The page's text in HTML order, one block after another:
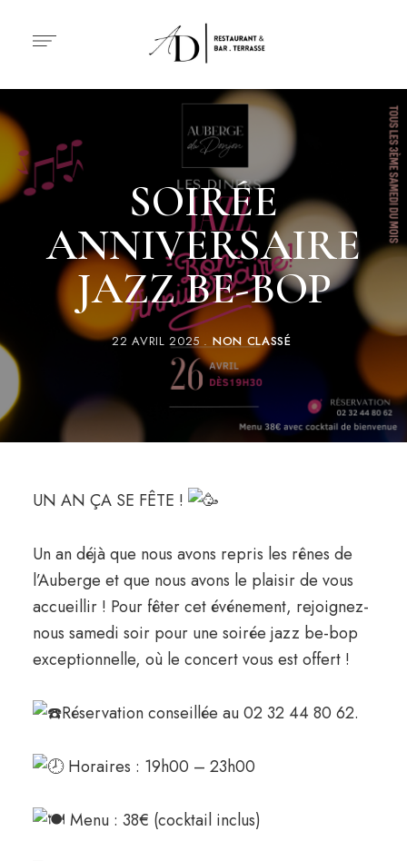
SOIRÉE
ANNIVERSAIRE
JAZZ BE-BOP
22 AVRIL 2025 NON CLASSÉ
UN AN ÇA SE FÊTE !
Un an déjà que nous avons repris les rênes de
l’Auberge et que nous avons le plaisir de vous
accueillir ! Pour fêter cet événement, rejoignez-
nous samedi soir pour une soirée jazz be-bop
exceptionnelle, où le concert vous est offert !
Réservation conseillée au 02 32 44 80 62.
Horaires : 19h00 – 23h00
Menu : 38€ (cocktail inclus)